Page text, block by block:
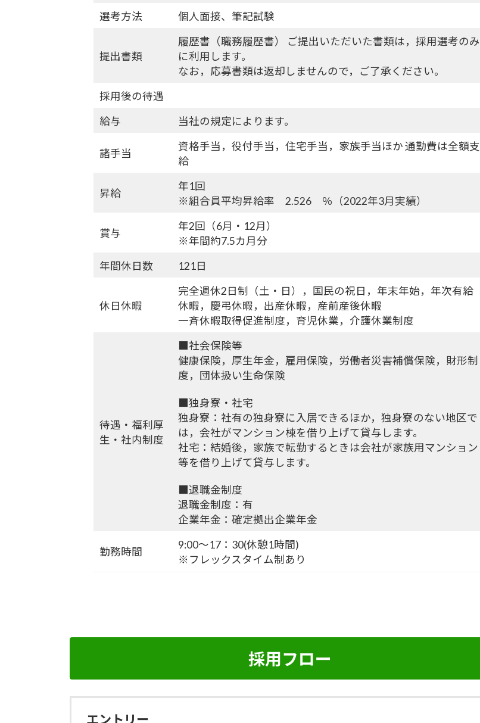
選考方法
個人面接、筆記試験
提出書類
履歴書（職務履歴書） ご提出いただいた書類は，採用選考のみ
に利用します。
なお，応募書類は返却しませんので，ご了承ください。
採用後の待遇
給与
当社の規定によります。
諸手当
資格手当，役付手当，住宅手当，家族手当ほか 通勤費は全額支
給
昇給
年1回
※組合員平均昇給率 2.526 ％（2022年3月実績）
賞与
年2回（6月・12月）
※年間約7.5カ月分
年間休日数
121日
休日休暇
完全週休2日制（土・日），国民の祝日，年末年始，年次有給
休暇，慶弔休暇，出産休暇，産前産後休暇
一斉休暇取得促進制度，育児休業，介護休業制度
待遇・福利厚
生・社内制度
■社会保険等
健康保険，厚生年金，雇用保険，労働者災害補償保険，財形制
度，団体扱い生命保険
■独身寮・社宅
独身寮：社有の独身寮に入居できるほか，独身寮のない地区で
は，会社がマンション棟を借り上げて貸与します。
社宅：結婚後，家族で転勤するときは会社が家族用マンション
等を借り上げて貸与します。
■退職金制度
退職金制度：有
企業年金：確定拠出企業年金
勤務時間
9:00～17：30(休憩1時間)
※フレックスタイム制あり
採用フロー
エントリー